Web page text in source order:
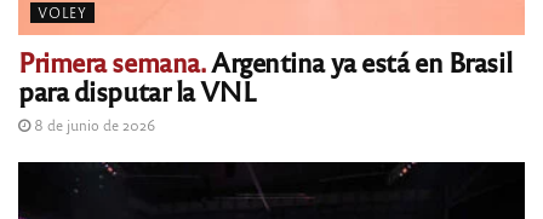
VOLEY
Primera semana.Argentina ya está en Brasil
para disputar la VNL
8 de junio de 2026